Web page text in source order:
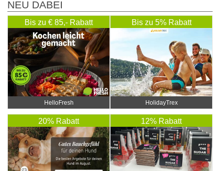
NEU DABEI
Bis zu € 85,- Rabatt
HelloFresh
Bis zu 5% Rabatt
HolidayTrex
20% Rabatt 12% Rabatt